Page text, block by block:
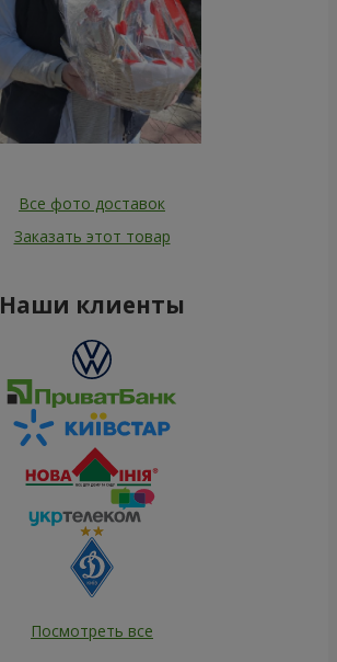
Все фото доставок
Заказать этот товар
Наши клиенты
Посмотреть все